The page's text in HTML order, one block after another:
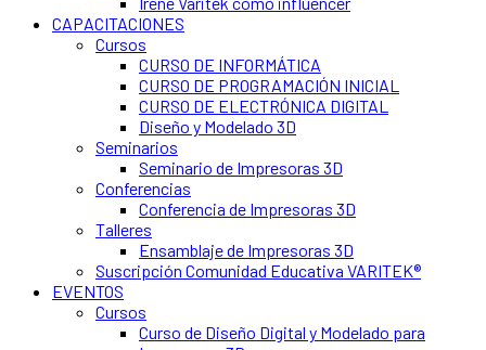
CAPACITACIONES
Cursos
CURSO DE INFORMÁTICA
CURSO DE PROGRAMACIÓN INICIAL
CURSO DE ELECTRÓNICA DIGITAL
Diseño y Modelado 3D
Seminarios
Seminario de Impresoras 3D
Conferencias
Conferencia de Impresoras 3D
Talleres
Ensamblaje de Impresoras 3D
Suscripción Comunidad Educativa VARITEK®
EVENTOS
Cursos
Curso de Diseño Digital y Modelado para